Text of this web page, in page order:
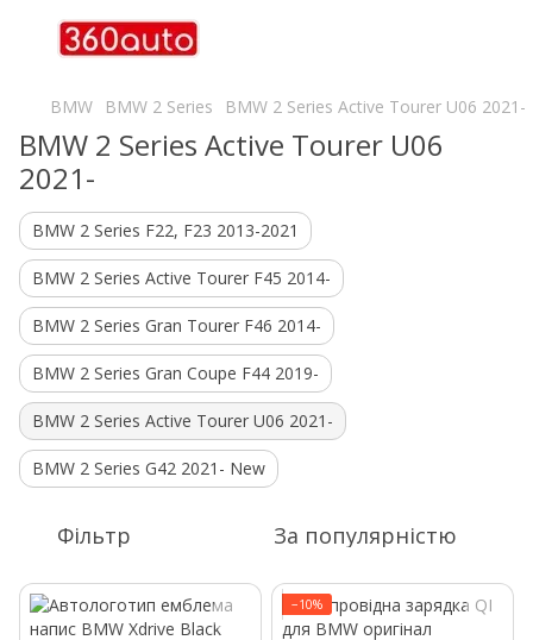
BMW BMW 2 Series BMW 2 Series Active Tourer U06 2021-
BMW 2 Series Active Tourer U06
2021-
BMW 2 Series F22, F23 2013-2021
BMW 2 Series Active Tourer F45 2014-
BMW 2 Series Gran Tourer F46 2014-
BMW 2 Series Gran Coupe F44 2019-
BMW 2 Series Active Tourer U06 2021-
BMW 2 Series G42 2021- New
Фільтр За популярністю
−10%